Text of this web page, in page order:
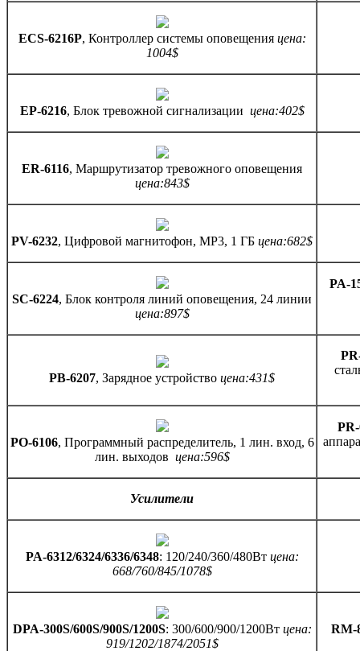
ECS-6216P, Контроллер системы оповещения цена:
1004$
EР-6216, Блок тревожной сигнализации цена:402$
ER-6116, Маршрутизатор тревожного оповещения
цена:843$
PV-6232, Цифровой магнитофон, MP3, 1 ГБ цена:682$
SC-6224, Блок контроля линий оповещения, 24 линии
цена:897$
PA-
PB-6207, Зарядное устройство цена:431$
PO-6106, Программный распределитель, 1 лин. вход, 6
лин. выходов цена:596$
Усилители
PA-6312/6324/6336/6348: 120/240/360/480Вт цена:
668/760/845/1078$
DPA-300S/600S/900S/1200S: 300/600/900/1200Вт цена:
919/1202/1874/2051$
RM-